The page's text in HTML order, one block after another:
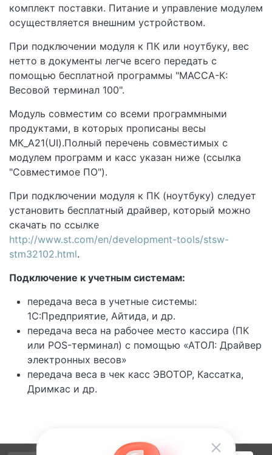
комплект поставки. Питание и управление модулем
осуществляется внешним устройством.
При подключении модуля к ПК или ноутбуку, вес
нетто в документы легче всего передать с
помощью бесплатной программы "МАССА-К:
Весовой терминал 100".
Модуль совместим со всеми программными
продуктами, в которых прописаны весы
МК_А21(UI).Полный перечень совместимых с
модулем программ и касс указан ниже (ссылка
"Совместимое ПО").
При подключении модуля к ПК (ноутбуку) следует
установить бесплатный драйвер, который можно
скачать по ссылке
http://www.st.com/en/development-tools/stsw-
stm32102.html.
Подключение к учетным системам:
передача веса в учетные системы:
1С:Предприятие, Айтида, и др.
передача веса на рабочее место кассира (ПК
или POS-терминал) с помощью «АТОЛ: Драйвер
электронных весов»
передача веса в чек касс ЭВОТОР, Касcатка,
Дримкас и др.